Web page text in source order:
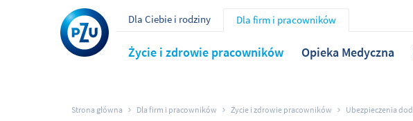
Dla Ciebie i rodziny Dla firm i pracowników
Życie i zdrowie pracowników Opieka Medyczna
Strona główna Dla firm i pracowników Życie i zdrowie pracowników Ubezpieczenia